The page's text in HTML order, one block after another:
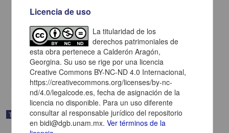
Aguascalientes
Gomez Serrano, José de Jesus
Artes y Humanidades
Trabajo de grado
Licencia de uso
La titularidad de los
derechos patrimoniales de
esta obra pertenece a Calderón Aragón,
Georgina. Su uso se rige por una licencia
Creative Commons BY-NC-ND 4.0 Internacional,
https://creativecommons.org/licenses/by-nc-
nd/4.0/legalcode.es, fecha de asignación de la
licencia no disponible. Para un uso diferente
consultar al responsable jurídico del repositorio
en bidi@dgb.unam.mx.Ver términos de la